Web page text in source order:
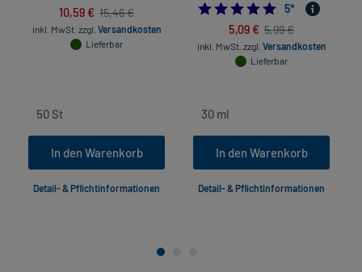
10,59 € 15,46 €
inkl. MwSt. zzgl. Versandkosten
Lieferbar
In den Warenkorb
Detail- & Pflichtinformationen
4.8
5*
5,09 € 5,99 €
inkl. MwSt. zzgl. Versandkosten
Lieferbar
In den Warenkorb
Detail- & Pflichtinformationen